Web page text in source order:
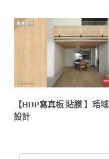
【HDP寫真板 貼膜 】珸域
設計